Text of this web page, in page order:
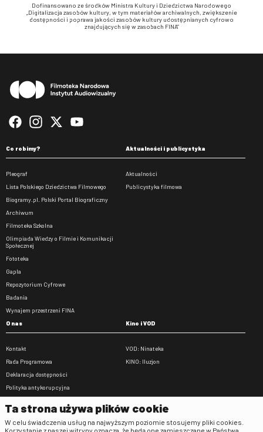
Dofinansowano ze środków Ministra Kultury i Dziedzictwa Narodowego
„Digitalizacja zasobów kultury, w tym materiałów archiwalnych, zwiększenie
dostępności i poprawa jakości zasobów kultury udostępnianych cyfrowo
znajdujących się w zasobach FINA”
Co robimy?
Pleograf
Lista Polskiego Dziedzictwa Filmowego
Biogramy.pl. Polski Portal Biograficzny
Archiwum
Filmoteka Szkolna
Olimpiada Wiedzy o Filmie i Komunikacji
Społecznej
Fototeka
Gapla
Repozytorium Cyfrowe
Badania
Wynajem przestrzeni FINA
Aktualności i publicystyka
Aktualności
Publicystyka filmowa
O nas
Kontakt
Rada Programowa
Deklaracja dostępności
Polityka antykorupcyjna
Zamówienia publiczne
Praca w FINA
Kino i VOD
VOD: Ninateka
KINO: Iluzjon
Ta strona używa plików cookie
W celu świadczenia usług na najwyższym poziomie stosujemy pliki cookies.
Korzystanie z naszej witryny oznacza, że będą one zamieszczane w Państwa